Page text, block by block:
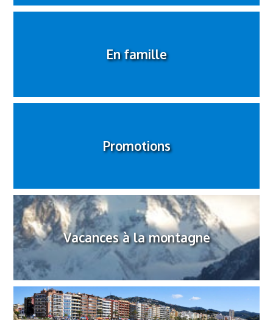
En famille
Promotions
Vacances à la montagne